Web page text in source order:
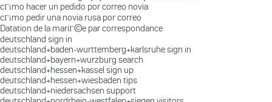
cГіmo hacer un pedido por correo novia
cГіmo pedir una novia rusa por correo
Datation de la mariГ©e par correspondance
deutschland sign in
deutschland+baden-wurttemberg+karlsruhe sign in
deutschland+bayern+wurzburg search
deutschland+hessen+kassel sign up
deutschland+hessen+wiesbaden tips
deutschland+niedersachsen support